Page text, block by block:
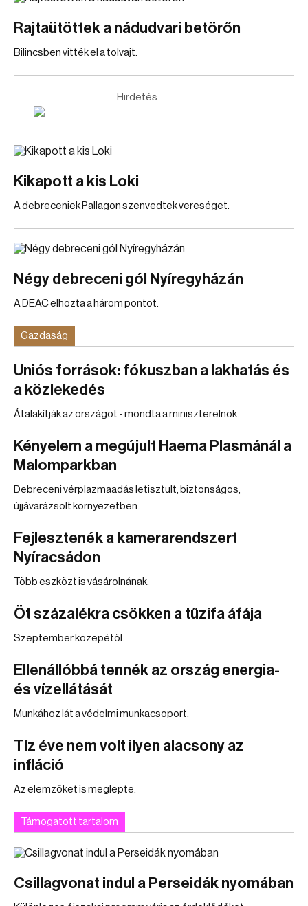
Rajtaütöttek a nádudvari betörőn
Bilincsben vitték el a tolvajt.
Hirdetés
Kikapott a kis Loki
A debreceniek Pallagon szenvedtek vereséget.
Négy debreceni gól Nyíregyházán
A DEAC elhozta a három pontot.
Gazdaság
Uniós források: fókuszban a lakhatás és
a közlekedés
Átalakítják az országot - mondta a miniszterelnök.
Kényelem a megújult Haema Plasmánál a
Malomparkban
Debreceni vérplazmaadás letisztult, biztonságos,
újjávarázsolt környezetben.
Fejlesztenék a kamerarendszert
Nyíracsádon
Több eszközt is vásárolnának.
Öt százalékra csökken a tűzifa áfája
Szeptember közepétől.
Ellenállóbbá tennék az ország energia-
és vízellátását
Munkához lát a védelmi munkacsoport.
Tíz éve nem volt ilyen alacsony az
infláció
Az elemzőket is meglepte.
Támogatott tartalom
Csillagvonat indul a Perseidák nyomában